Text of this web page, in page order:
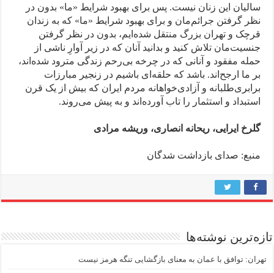
سالیان این زنان نیست. پس برای بهبود شرایط «ما» بدون در
نظر گرفتن جرائم‌مان و برای بهبود شرایط «ما» که به زندان
قرچک و تهران بزرگ منتقل شده‌ایم، بدون در نظر گرفتن
جنسیت‌مان تلاش کنید و بدانید آنان که در زیر آوارِ ناشی از
حمله مفقود و آنانی که در چرخه بی‌رحم زندگی مترود شده‌اند،
بر ما ارجح‌اند. باشد که حلقه‌ای باشیم در زنجیر مبارزات
برابری‌طلبانه و آزادی‌خواهانه مردم ایران که بیش از یک قرن
استبداد و استثمار را تاب آورده‌اند و به پیش می‌روند.
گلرخ ایرایی، ریحانه انصاری، وریشه مرادی
منبع: صدای بازداشت شدگان
تازه‌ترین نوشته‌ها
تهران: توافق با عمان به معنای بازگشایی تنگه هرمز نیست